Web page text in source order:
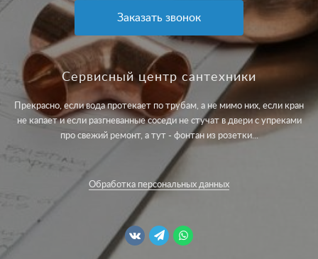
Заказать звонок
Сервисный центр сантехники
Прекрасно, если вода протекает по трубам, а не мимо них, если кран
не капает и если разгневанные соседи не стучат в двери с упреками
про свежий ремонт, а тут - фонтан из розетки...
Обработка персональных данных